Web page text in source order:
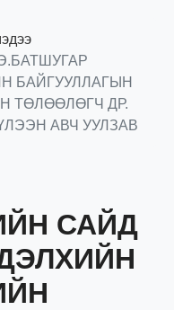
БАЙГУУЛЛАГЫН
ТӨЛӨӨЛӨГЧ ДР.
АВЧ УУЛЗАВ
САЙД